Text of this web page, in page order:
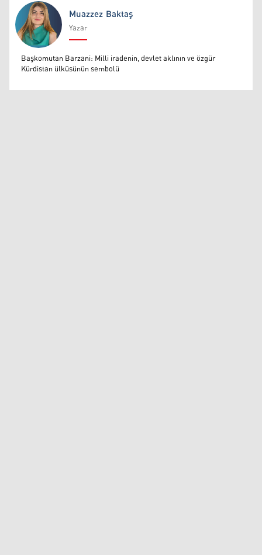
Muazzez Baktaş
Muazzez Baktaş
Yazar
Başkomutan Barzani: Milli iradenin, devlet aklının ve özgür
Kürdistan ülküsünün sembolü